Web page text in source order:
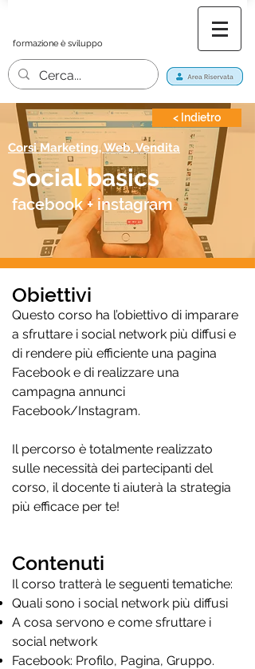
formazione è sviluppo
< Indietro
Corsi Marketing, Web, Vendita
Social basics
facebook + instagram
Obiettivi
Questo corso ha l’obiettivo di imparare
a sfruttare i social network più diffusi e
di rendere più efficiente una pagina
Facebook e di realizzare una
campagna annunci
Facebook/Instagram.
Il percorso è totalmente realizzato
sulle necessità dei partecipanti del
corso, il docente ti aiuterà la strategia
più efficace per te!
Contenuti
Il corso tratterà le seguenti tematiche:
Quali sono i social network più diffusi
A cosa servono e come sfruttare i
social network
Facebook: Profilo, Pagina, Gruppo.